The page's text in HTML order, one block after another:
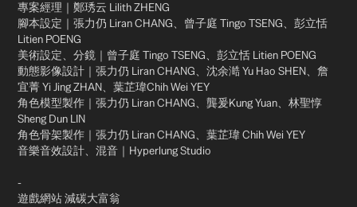
專案經理｜鄭琇云 Lilith ZHENG​
腳本設定｜張力仍 Liran CHANG、曾子庭 Tingo TSENG、彭立恬
Litien POENG​
美術設定、分鏡｜曾子庭 Tingo TSENG、彭立恬 Litien POENG​
動態影像設計｜張力仍 Liran CHANG、沈余澔 Yu Hao SHEN、詹
宜菁 Yi Jing ZHAN、葉芷瑋Chih Wei YEY​
角色模型製作｜張力仍 Liran CHANG、龔爰Kung Yuan、林聖惇
Sheng Dun LIN​
角色骨架製作｜張力仍 Liran CHANG、葉芷瑋 Chih Wei YEY​
音樂音效設計、混音｜Hyperlung Studio​
-​
遊戲網站 減碳大富翁